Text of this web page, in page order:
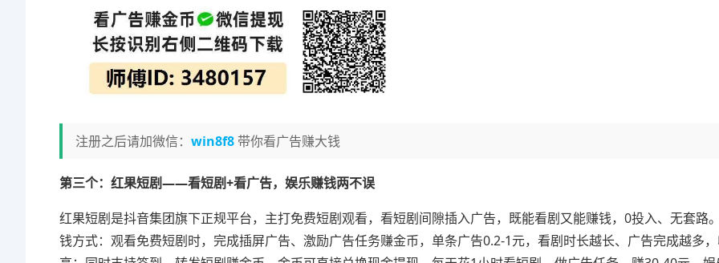
注册之后请加微信： win8f8带你看广告赚大钱
第三个：红果短剧——看短剧+看广告，娱乐赚钱两不误
红果短剧是抖音集团旗下正规平台，主打免费短剧观看，看短剧间隙插入广告，既能看剧又能赚钱，0投入、无套路
钱方式：观看免费短剧时，完成插屏广告、激励广告任务赚金币，单条广告0.2-1元，看剧时长越长、广告完成越多